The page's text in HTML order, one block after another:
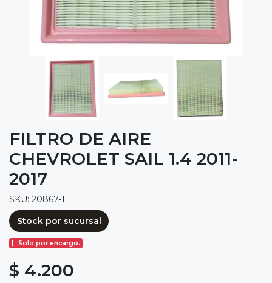
FILTRO DE AIRE
CHEVROLET SAIL 1.4 2011-
2017
SKU: 20867-1
Stock por sucursal
Solo por encargo.
$ 4.200